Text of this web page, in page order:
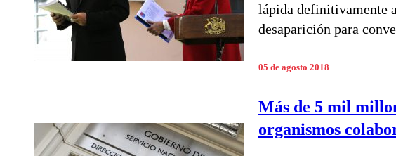
lápida definitivamente
desaparición para
05 de agosto 2018
Más de 5 mil
organismos